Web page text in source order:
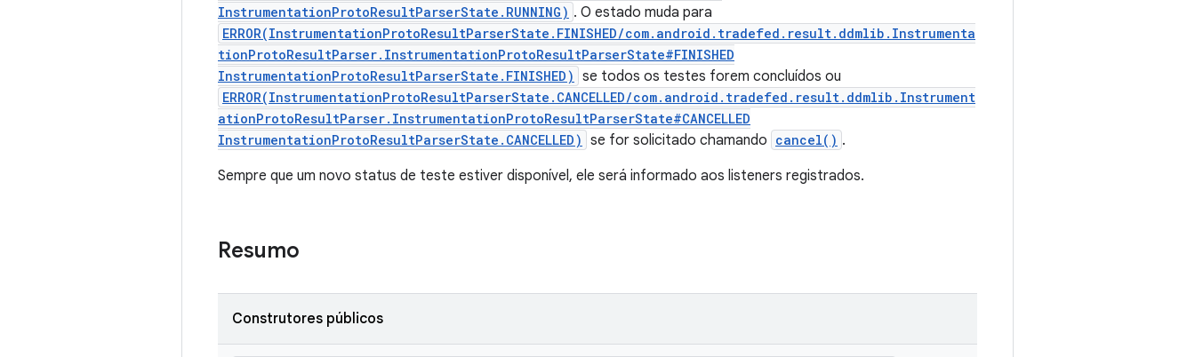
InstrumentationProtoResultParserState.RUNNING) . O estado muda para
ERROR(InstrumentationProtoResultParserState.FINISHED/com.android.tradefed.result.ddmlib.Instrumenta
tionProtoResultParser.InstrumentationProtoResultParserState#FINISHED
InstrumentationProtoResultParserState.FINISHED) se todos os testes forem concluídos ou
ERROR(InstrumentationProtoResultParserState.CANCELLED/com.android.tradefed.result.ddmlib.Instrument
ationProtoResultParser.InstrumentationProtoResultParserState#CANCELLED
InstrumentationProtoResultParserState.CANCELLED) se for solicitado chamando cancel() .
Sempre que um novo status de teste estiver disponível, ele será informado aos listeners registrados.
Resumo
Construtores públicos